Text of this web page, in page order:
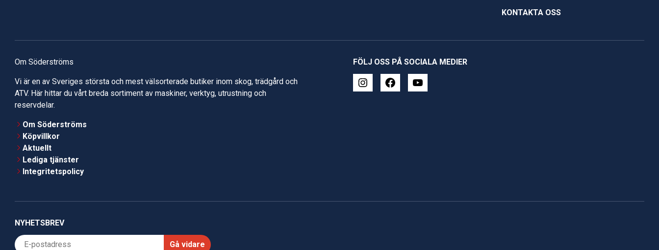
KONTAKTA OSS
Om Söderströms
Vi är en av Sveriges största och mest välsorterade butiker inom skog, trädgård och
ATV. Här hittar du vårt breda sortiment av maskiner, verktyg, utrustning och
reservdelar.
Om Söderströms
Köpvillkor
Aktuellt
Lediga tjänster
Integritetspolicy
FÖLJ OSS PÅ SOCIALA MEDIER
NYHETSBREV
Gå vidare